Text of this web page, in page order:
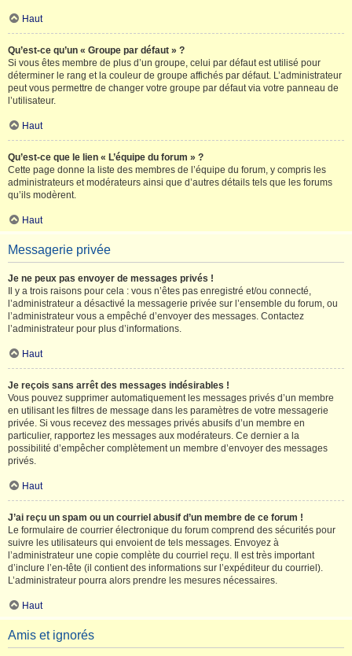
Haut
Qu’est-ce qu’un « Groupe par défaut » ?
Si vous êtes membre de plus d’un groupe, celui par défaut est utilisé pour
déterminer le rang et la couleur de groupe affichés par défaut. L’administrateur
peut vous permettre de changer votre groupe par défaut via votre panneau de
l’utilisateur.
Haut
Qu’est-ce que le lien « L’équipe du forum » ?
Cette page donne la liste des membres de l’équipe du forum, y compris les
administrateurs et modérateurs ainsi que d’autres détails tels que les forums
qu’ils modèrent.
Haut
Messagerie privée
Je ne peux pas envoyer de messages privés !
Il y a trois raisons pour cela : vous n’êtes pas enregistré et/ou connecté,
l’administrateur a désactivé la messagerie privée sur l’ensemble du forum, ou
l’administrateur vous a empêché d’envoyer des messages. Contactez
l’administrateur pour plus d’informations.
Haut
Je reçois sans arrêt des messages indésirables !
Vous pouvez supprimer automatiquement les messages privés d’un membre
en utilisant les filtres de message dans les paramètres de votre messagerie
privée. Si vous recevez des messages privés abusifs d’un membre en
particulier, rapportez les messages aux modérateurs. Ce dernier a la
possibilité d’empêcher complètement un membre d’envoyer des messages
privés.
Haut
J’ai reçu un spam ou un courriel abusif d’un membre de ce forum !
Le formulaire de courrier électronique du forum comprend des sécurités pour
suivre les utilisateurs qui envoient de tels messages. Envoyez à
l’administrateur une copie complète du courriel reçu. Il est très important
d’inclure l’en-tête (il contient des informations sur l’expéditeur du courriel).
L’administrateur pourra alors prendre les mesures nécessaires.
Haut
Amis et ignorés